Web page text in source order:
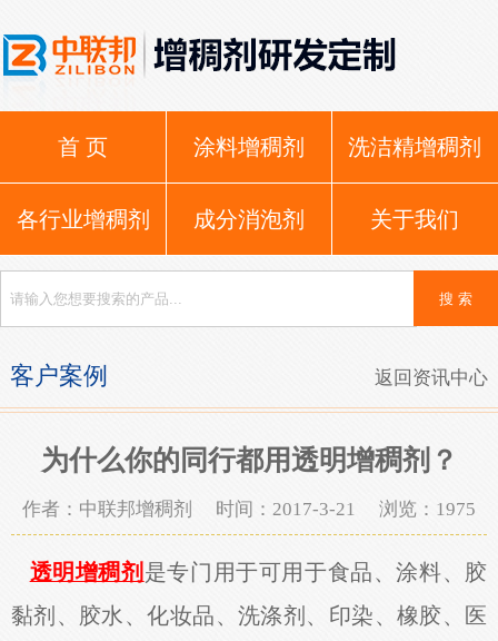
首 页 涂料增稠剂 洗洁精增稠剂
各行业增稠剂 成分消泡剂 关于我们
客户案例 返回资讯中心
为什么你的同行都用透明增稠剂？
作者：中联邦增稠剂 时间：2017-3-21 浏览： 1975
透明增稠剂 是专门用于可用于食品、涂料、胶
黏剂、胶水、化妆品、洗涤剂、印染、橡胶、医